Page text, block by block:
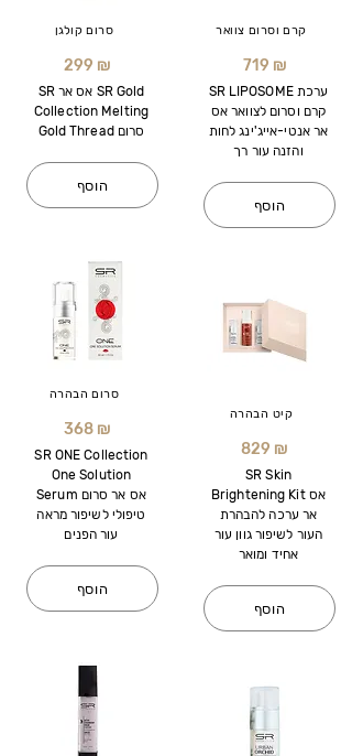
סרום קולגן
299 ₪
SR אס אר SR Gold
Collection Melting
Gold Thread סרום
הוסף
סרום הבהרה
368 ₪
SR ONE Collection
One Solution
Serum אס אר סרום
טיפולי לשיפור מראה
עור הפנים
הוסף
קרם וסרום צוואר
719 ₪
SR LIPOSOME ערכת
קרם וסרום לצוואר אס
אר אנטי-אייג'ינג לחות
והזנה עור רך
הוסף
קיט הבהרה
829 ₪
SR Skin
Brightening Kit אס
אר ערכה להבהרת
העור לשיפור גוון עור
אחיד ומואר
הוסף